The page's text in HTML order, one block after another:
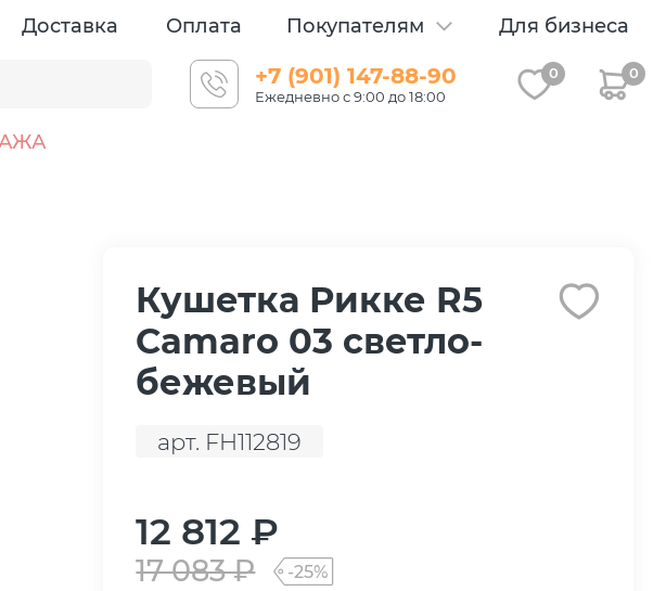
Доставка Оплата Покупателям Для бизнеса
+7 (901) 147-88-90
Ежедневно с 9:00 до 18:00
0 0
Кушетка Рикке R5
Camaro 03 светло-
бежевый
арт. FH112819
12 812 ₽
17 083 ₽ -25%